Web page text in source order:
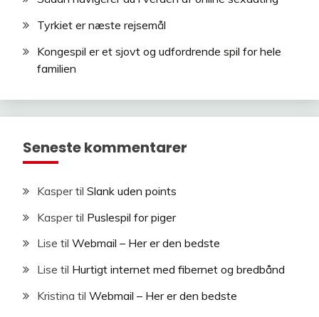
Tyrkiet er næste rejsemål
Kongespil er et sjovt og udfordrende spil for hele
familien
Seneste kommentarer
Kaspertil Slank uden points
Kaspertil Puslespil for piger
Lise til Webmail – Her er den bedste
Lise til Hurtigt internet med fibernet og bredbånd
Kristina til Webmail – Her er den bedste